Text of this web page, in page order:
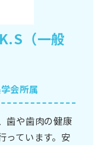
（一般
会所属
歯や歯肉の健康
っています。安